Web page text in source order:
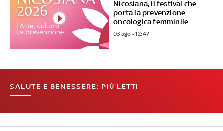
Nicosiana, il festival che
porta la prevenzione
oncologica femminile
03 ago - 12:47
SALUTE E BENESSERE: PIÙ LETTI